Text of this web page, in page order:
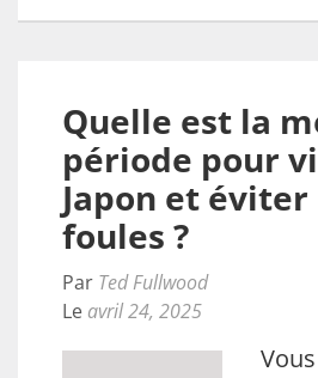
Quelle est la
période pour
Japon et éviter
foules ?
Par Ted Fullwood
Le avril 24, 2025